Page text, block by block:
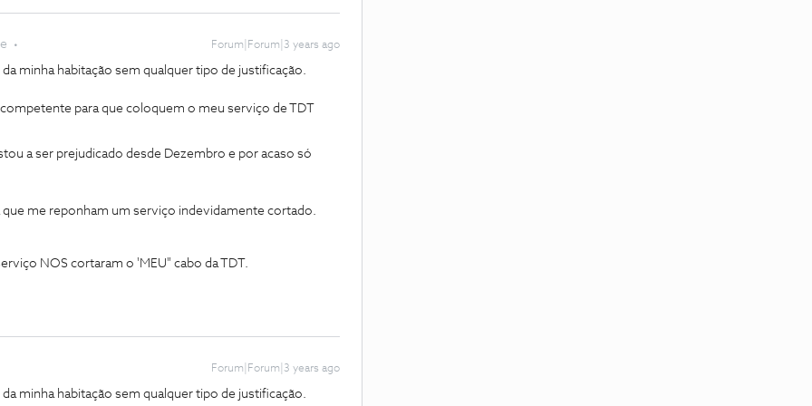
Forum|Forum|3 years ago
minha habitação sem qualquer tipo de justificação.
para que coloquem o meu serviço de TDT
a ser prejudicado desde Dezembro e por acaso só
me reponham um serviço indevidamente cortado.
NOS cortaram o 'MEU" cabo da TDT.
Forum|Forum|3 years ago
minha habitação sem qualquer tipo de justificação.